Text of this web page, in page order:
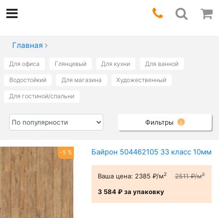
Главная
Для офиса Глянцевый Для кухни Для ванной
Водостойкий Для магазина Художественный
Для гостиной/спальни
Фильтры 3
-5 % Байрон 504462105 33 класс 10мм
Ваша цена: 2385 ₽/м2 2511 ₽/м2
3 584 ₽за упаковку